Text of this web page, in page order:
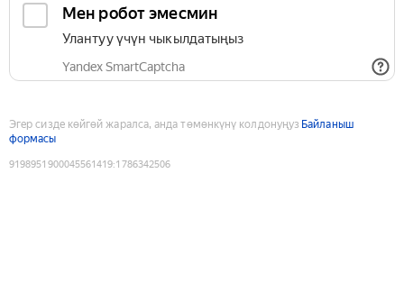
Мен робот эмесмин
Улантуу үчүн чыкылдатыңыз
Yandex SmartCaptcha
Эгер сизде көйгөй жаралса, анда төмөнкүнү колдонуңуз Байланыш
формасы
9198951900045561419:1786342506